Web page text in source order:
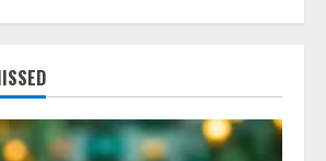
「TinhVan Technologies JSC.」と業
務提携
2026/08/06/14:54:32